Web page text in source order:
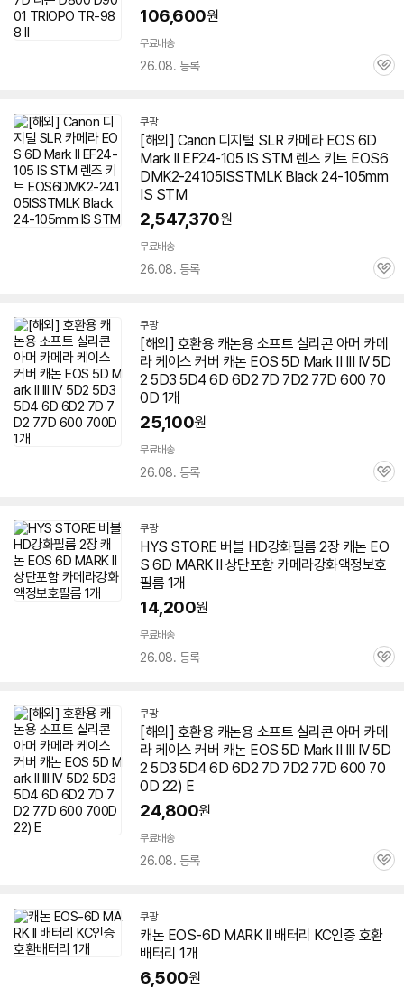
106,600원
무료배송
26.08. 등록
관
쿠팡
[해외] Canon 디지털 SLR 카메라 EOS 6D
MarkII EF24-105 IS STM 렌즈 키트 EOS6
DMK2-24105ISSTMLK Black 24-105mm
IS STM
2,547,370원
무료배송
26.08. 등록
관
쿠팡
[해외] 호환용 캐논용 소프트 실리콘 아머 카메
라 케이스 커버 캐논 EOS 5D MarkII III IV 5D
2 5D3 5D4 6D 6D2 7D 7D2 77D 600 70
0D 1개
25,100원
무료배송
26.08. 등록
관
쿠팡
HYS STORE 버블 HD강화필름 2장 캐논 EO
S 6D MARKII 상단포함 카메라강화액정보호
필름 1개
14,200원
무료배송
26.08. 등록
관
쿠팡
[해외] 호환용 캐논용 소프트 실리콘 아머 카메
라 케이스 커버 캐논 EOS 5D MarkII III IV 5D
2 5D3 5D4 6D 6D2 7D 7D2 77D 600 70
0D 22) E
24,800원
무료배송
26.08. 등록
관
쿠팡
캐논 EOS-6D MARKII 배터리 KC인증 호환
배터리 1개
6,500원